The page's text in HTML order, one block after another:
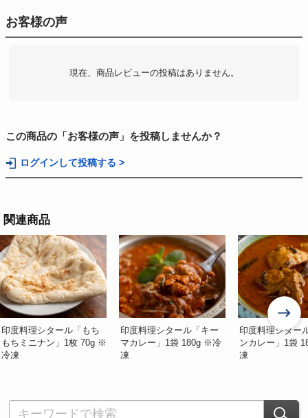
お客様の声
現在、商品レビューの投稿はありません。
この商品の「お客様の声」を投稿しませんか？
ログインして投稿する >
関連商品
印度料理シタール「もち
もちミニナン」1枚 70g ※
冷凍
印度料理シタール「キー
マカレー」1袋 180g ※冷
凍
印度料理シター
ンカレー」1袋
凍